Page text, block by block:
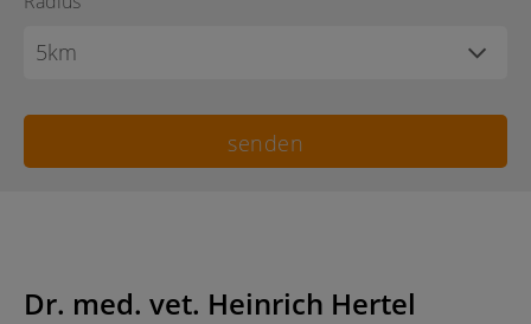
Dr. med. vet. Heinrich Hertel